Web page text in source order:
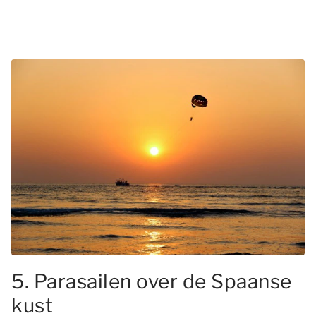
5. Parasailen over de Spaanse
kust